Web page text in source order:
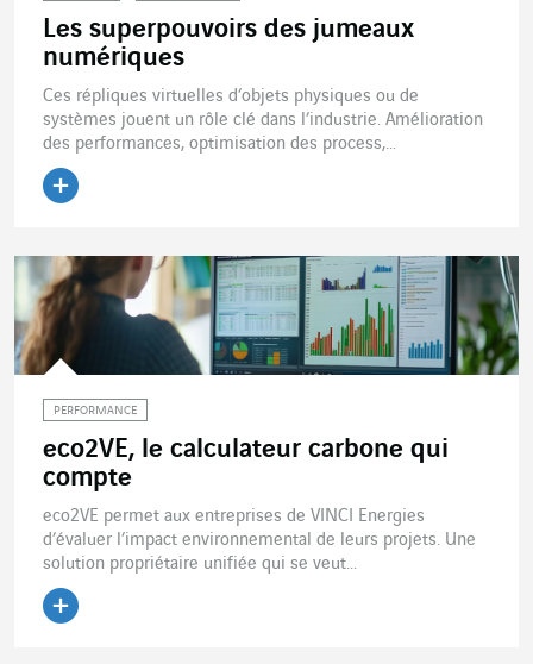
Les superpouvoirs des jumeaux
numériques
Ces répliques virtuelles d’objets physiques ou de
systèmes jouent un rôle clé dans l’industrie. Amélioration
des performances, optimisation des process,...
PERFORMANCE
eco2VE, le calculateur carbone qui
compte
eco2VE permet aux entreprises de VINCI Energies
d’évaluer l’impact environnemental de leurs projets. Une
solution propriétaire unifiée qui se veut...